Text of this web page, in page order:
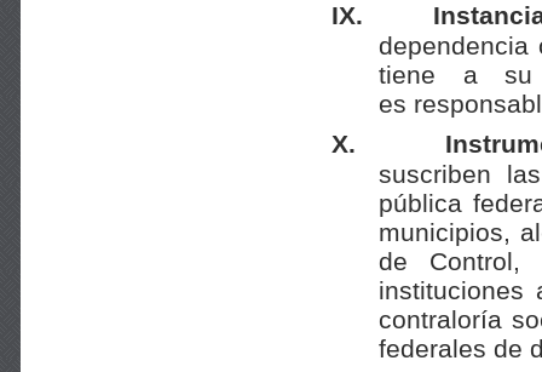
IX.
dependencia
tiene a su
es
X.
suscriben
pública
municipios,
de Control,
instituciones
contraloría
federales de